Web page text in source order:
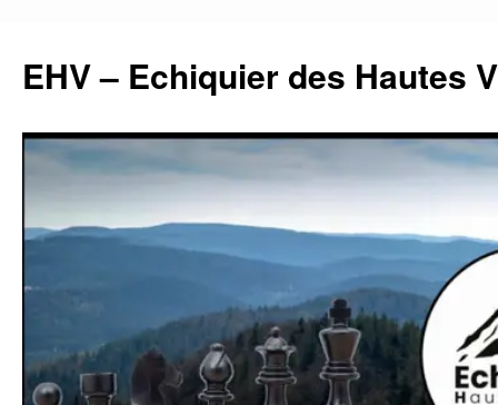
contenu
EHV – Echiquier des Hautes